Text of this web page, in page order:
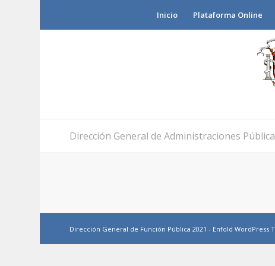
Inicio Plataforma Online
Dirección General de Administraciones
Dirección General de Función Pública 2021 - Enfold WordPress